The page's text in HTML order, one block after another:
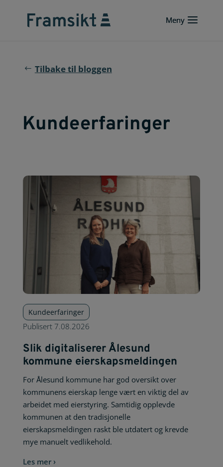
Tilbake til bloggen
Kundeerfaringer
Kundeerfaringer
Publisert 7.08.2026
Slik digitaliserer Ålesund
kommune eierskapsmeldingen
For Ålesund kommune har god oversikt over
kommunens eierskap lenge vært en viktig del av
arbeidet med eierstyring. Samtidig opplevde
kommunen at den tradisjonelle
eierskapsmeldingen raskt ble utdatert og krevde
mye manuelt vedlikehold.
Les mer ›